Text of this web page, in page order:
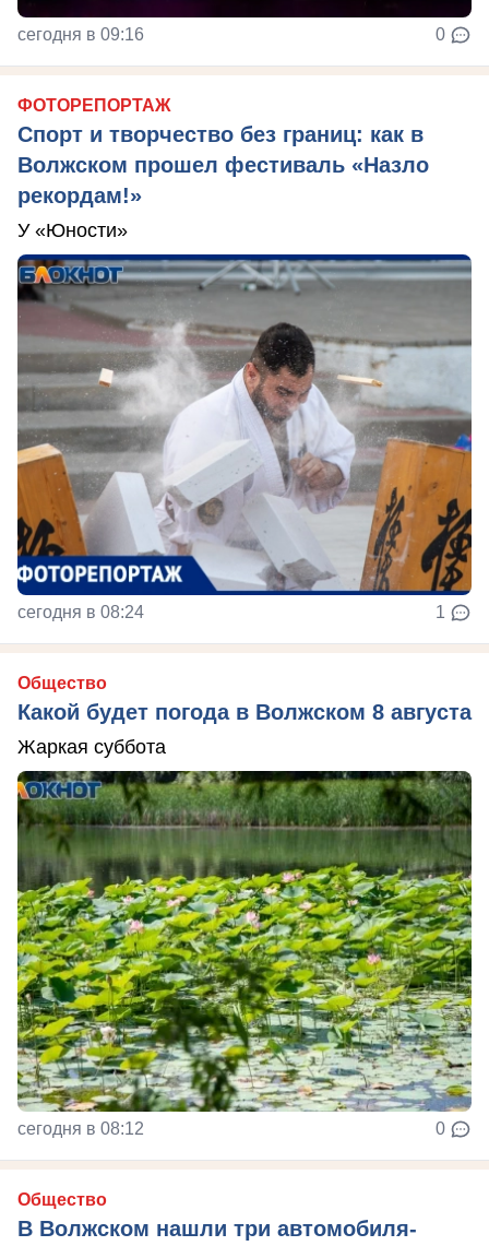
сегодня в 09:16 0
ФОТОРЕПОРТАЖ
Спорт и творчество без границ: как в
Волжском прошел фестиваль «Назло
рекордам!»
У «Юности»
сегодня в 08:24 1
Общество
Какой будет погода в Волжском 8 августа
Жаркая суббота
сегодня в 08:12 0
Общество
В Волжском нашли три автомобиля-